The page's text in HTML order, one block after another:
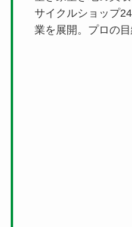
サイクルショップ
業を展開。プロの